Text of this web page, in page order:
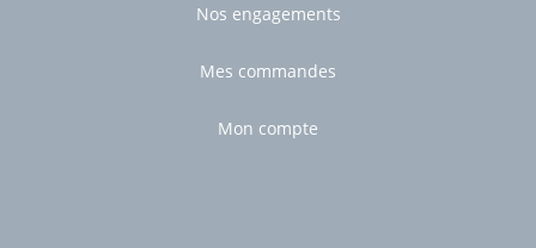
Nos engagements
Mes commandes
Mon compte